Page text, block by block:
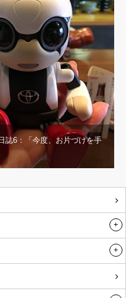
誌6：「今度、お片づけを手